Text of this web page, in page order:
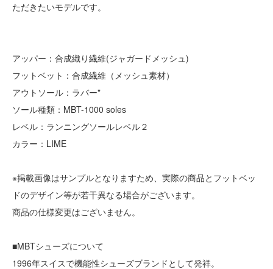
ただきたいモデルです。
アッパー：合成織り繊維(ジャガードメッシュ)
フットベット：合成繊維（メッシュ素材）
アウトソール：ラバー"
ソール種類：MBT-1000 soles
レベル：ランニングソールレベル２
カラー：LIME
※掲載画像はサンプルとなりますため、実際の商品とフットベッ
ドのデザイン等が若干異なる場合がございます。
商品の仕様変更はございません。
■MBTシューズについて
1996年スイスで機能性シューズブランドとして発祥。